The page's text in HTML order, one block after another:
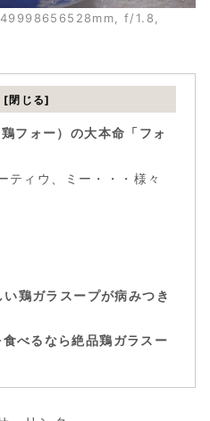
f/1.8,
フォー）の大本命「フォ
ティウ、ミー・・・様々
鶏ガラスープが病みつき
べるなら絶品鶏ガラスー